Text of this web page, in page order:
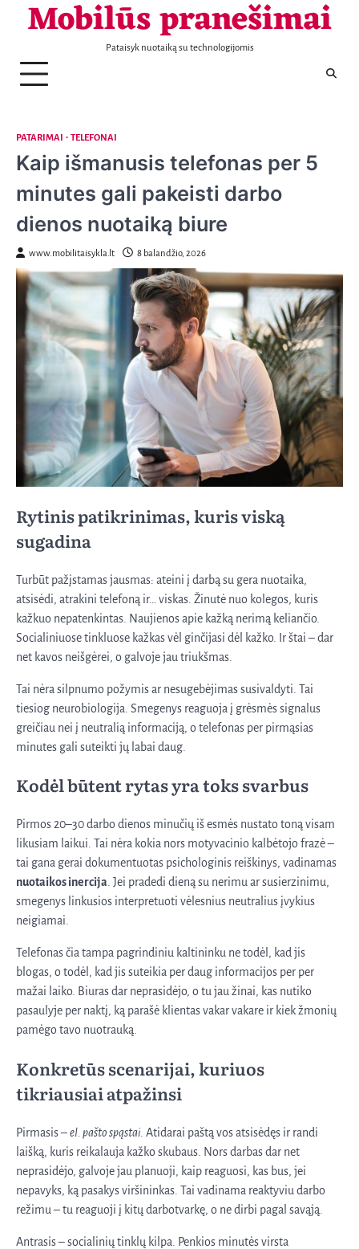
Mobilūs pranešimai
Pataisyk nuotaiką su technologijomis
turtas
PATARIMAI TELEFONAI
Kaip išmanusis telefonas per 5
minutes gali pakeisti darbo
dienos nuotaiką biure
www.mobilitaisykla.lt 8 balandžio, 2026
Rytinis patikrinimas, kuris viską
sugadina
Turbūt pažįstamas jausmas: ateini į darbą su gera nuotaika,
atsisėdi, atrakini telefoną ir… viskas. Žinutė nuo kolegos, kuris
kažkuo nepatenkintas. Naujienos apie kažką nerimą keliančio.
Socialiniuose tinkluose kažkas vėl ginčijasi dėl kažko. Ir štai – dar
net kavos neišgėrei, o galvoje jau triukšmas.
Tai nėra silpnumo požymis ar nesugebėjimas susivaldyti. Tai
tiesiog neurobiologija. Smegenys reaguoja į grėsmės signalus
greičiau nei į neutralią informaciją, o telefonas per pirmąsias
minutes gali suteikti jų labai daug.
Kodėl būtent rytas yra toks svarbus
Pirmos 20–30 darbo dienos minučių iš esmės nustato toną visam
likusiam laikui. Tai nėra kokia nors motyvacinio kalbėtojo frazė –
tai gana gerai dokumentuotas psichologinis reiškinys, vadinamas
nuotaikos inercija . Jei pradedi dieną su nerimu ar susierzinimu,
smegenys linkusios interpretuoti vėlesnius neutralius įvykius
neigiamai.
Telefonas čia tampa pagrindiniu kaltininku ne todėl, kad jis
blogas, o todėl, kad jis suteikia per daug informacijos per per
mažai laiko. Biuras dar neprasidėjo, o tu jau žinai, kas nutiko
pasaulyje per naktį, ką parašė klientas vakar vakare ir kiek žmonių
pamėgo tavo nuotrauką.
Konkretūs scenarijai, kuriuos
tikriausiai atpažinsi
Pirmasis –el. pašto spąstai . Atidarai paštą vos atsisėdęs ir randi
laišką, kuris reikalauja kažko skubaus. Nors darbas dar net
neprasidėjo, galvoje jau planuoji, kaip reaguosi, kas bus, jei
nepavyks, ką pasakys viršininkas. Tai vadinama reaktyviu darbo
režimu – tu reaguoji į kitų darbotvarkę, o ne dirbi pagal savąją.
Antrasis – socialinių tinklų kilpa. Penkios minutės virsta